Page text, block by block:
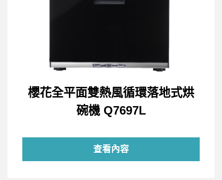
櫻花全平面雙熱風循環落地式烘
碗機 Q7697L
查看內容